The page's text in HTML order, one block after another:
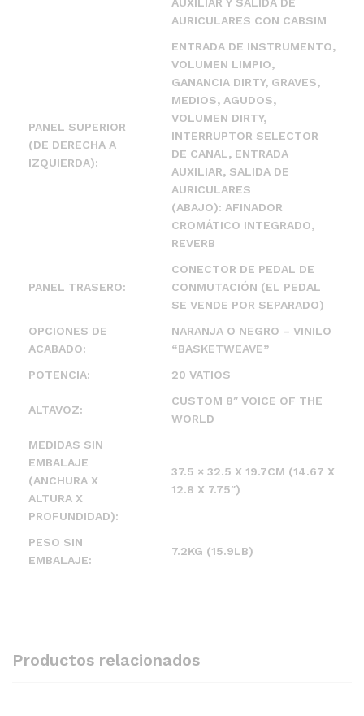
AURICULARES CON CABSIM
PANEL SUPERIOR
(DE DERECHA A
IZQUIERDA):
ENTRADA DE INSTRUMENTO,
VOLUMEN LIMPIO,
GANANCIA DIRTY, GRAVES,
MEDIOS, AGUDOS,
VOLUMEN DIRTY,
INTERRUPTOR SELECTOR
DE CANAL, ENTRADA
AUXILIAR, SALIDA DE
AURICULARES
(ABAJO): AFINADOR
CROMÁTICO INTEGRADO,
REVERB
PANEL TRASERO:
CONECTOR DE PEDAL DE
CONMUTACIÓN (EL PEDAL
SE VENDE POR SEPARADO)
OPCIONES DE
ACABADO:
NARANJA O NEGRO – VINILO
“BASKETWEAVE”
POTENCIA:
20 VATIOS
ALTAVOZ:
CUSTOM 8″ VOICE OF THE
WORLD
MEDIDAS SIN
EMBALAJE
(ANCHURA X
ALTURA X
PROFUNDIDAD):
37.5 × 32.5 X 19.7CM (14.67 X
12.8 X 7.75″)
PESO SIN
EMBALAJE:
7.2KG (15.9LB)
Productos relacionados